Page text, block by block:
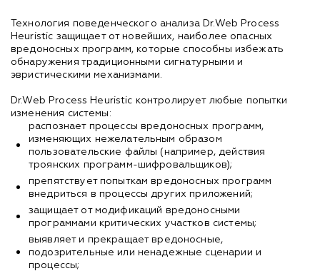
Технология поведенческого анализа Dr.Web Process
Heuristic защищает от новейших, наиболее опасных
вредоносных программ, которые способны избежать
обнаружения традиционными сигнатурными и
эвристическими механизмами.
Dr.Web Process Heuristic контролирует любые попытки
изменения системы:
распознает процессы вредоносных программ,
изменяющих нежелательным образом
пользовательские файлы (например, действия
троянских программ-шифровальщиков);
препятствует попыткам вредоносных программ
внедриться в процессы других приложений;
защищает от модификаций вредоносными
программами критических участков системы;
выявляет и прекращает вредоносные,
подозрительные или ненадежные сценарии и
процессы;